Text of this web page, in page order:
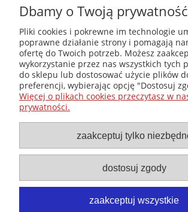
księgarni”
(edycja 2025-
2026)
Księgarnia-Galeria "Nieznany Świat" -
ezoteryczny online
Zapraszamy również do odwiedzenia
stacjonarnej przy ul. Kredytowej 2 w
© Copyright 2014-2026 Wydawnictwo
Wszelkie prawa zastrzeżone
Dbamy o Twoją prywatność
Pliki cookies i pokrewne im technologie
poprawne działanie strony i pomagają
ofertę do Twoich potrzeb. Możesz
wykorzystanie przez nas wszystkich tych
do sklepu lub dostosować użycie plików
preferencji, wybierając opcję "Dostosuj
Więcej o plikach cookies przeczytasz w
prywatności.
zaakceptuj tylko
dostosuj zgody
zaakceptuj wszystkie